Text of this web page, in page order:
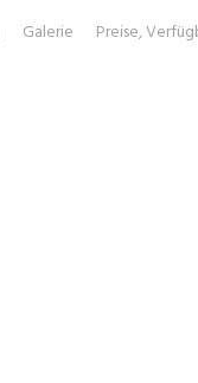
Galerie Preise,